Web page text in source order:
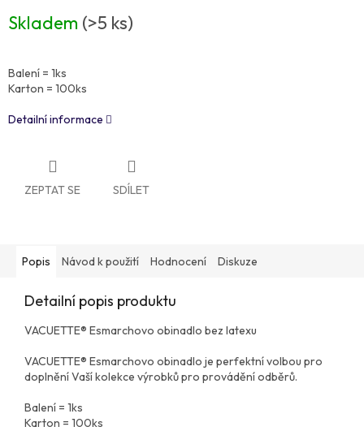
Skladem (>5 ks)
Balení = 1ks
Karton = 100ks
Detailní informace
ZEPTAT SE SDÍLET
Popis Návod k použití Hodnocení Diskuze
Detailní popis produktu
VACUETTE® Esmarchovo obinadlo bez latexu
VACUETTE® Esmarchovo obinadlo je perfektní volbou pro
doplnění Vaší kolekce výrobků pro provádění odběrů.
Balení = 1ks
Karton = 100ks